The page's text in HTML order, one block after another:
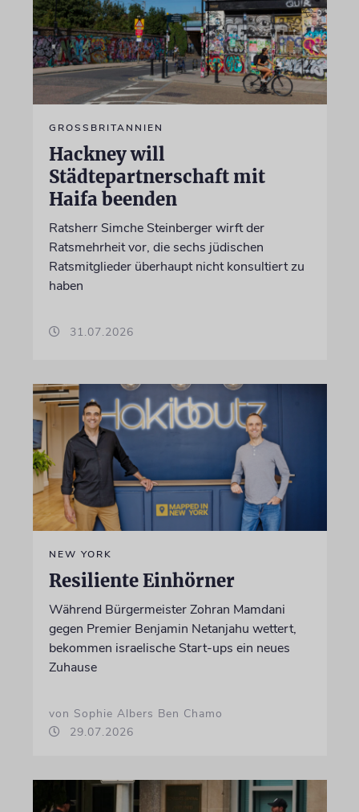
GROSSBRITANNIEN
Hackney will
Städtepartnerschaft mit
Haifa beenden
Ratsherr Simche Steinberger wirft der
Ratsmehrheit vor, die sechs jüdischen
Ratsmitglieder überhaupt nicht konsultiert zu
haben
31.07.2026
NEW YORK
Resiliente Einhörner
Während Bürgermeister Zohran Mamdani
gegen Premier Benjamin Netanjahu wettert,
bekommen israelische Start-ups ein neues
Zuhause
von Sophie Albers Ben Chamo
29.07.2026